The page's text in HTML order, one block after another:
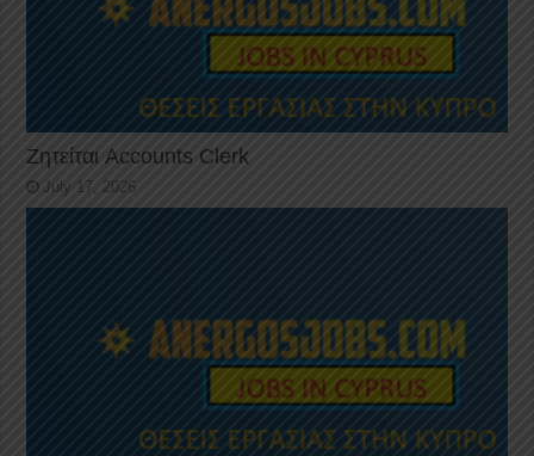
Ζητείται Accounts Clerk
July 17, 2026